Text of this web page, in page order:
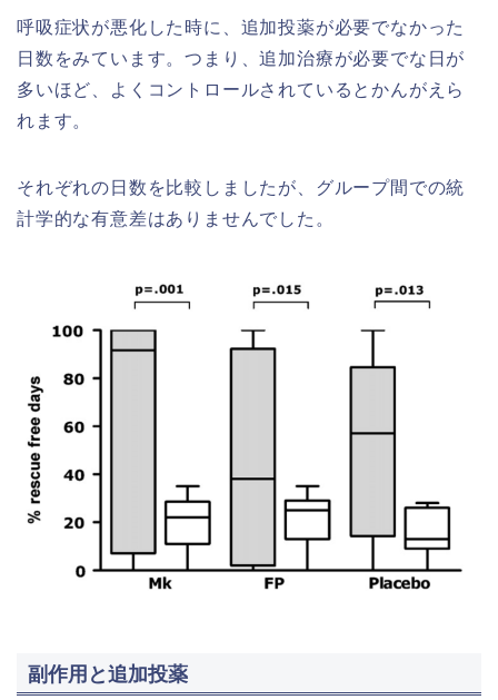
呼吸症状が悪化した時に、追加投薬が必要でなかった
日数をみています。つまり、追加治療が必要でな日が
多いほど、よくコントロールされているとかんがえら
れます。
それぞれの日数を比較しましたが、グループ間での統
計学的な有意差はありませんでした。
副作用と追加投薬